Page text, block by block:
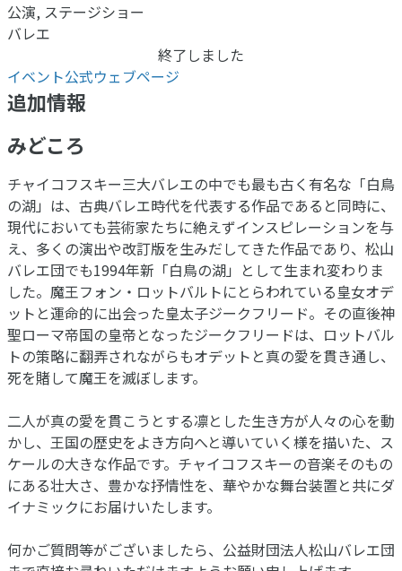
公演, ステージショー
バレエ
終了しました
イベント公式ウェブページ
追加情報
みどころ
チャイコフスキー三大バレエの中でも最も古く有名な「白鳥
の湖」は、古典バレエ時代を代表する作品であると同時に、
現代においても芸術家たちに絶えずインスピレーションを与
え、多くの演出や改訂版を生みだしてきた作品であり、松山
バレエ団でも1994年新「白鳥の湖」として生まれ変わりま
した。魔王フォン・ロットバルトにとらわれている皇女オデ
ットと運命的に出会った皇太子ジークフリード。その直後神
聖ローマ帝国の皇帝となったジークフリードは、ロットバル
トの策略に翻弄されながらもオデットと真の愛を貫き通し、
死を賭して魔王を滅ぼします。
二人が真の愛を貫こうとする凛とした生き方が人々の心を動
かし、王国の歴史をよき方向へと導いていく様を描いた、ス
ケールの大きな作品です。チャイコフスキーの音楽そのもの
にある壮大さ、豊かな抒情性を、華やかな舞台装置と共にダ
イナミックにお届けいたします。
何かご質問等がございましたら、公益財団法人松山バレエ団